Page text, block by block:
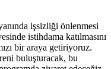
işsizliği önlenmesi
istihdama katılmasını
bir araya getiriyoruz.
buluşturacak, bu